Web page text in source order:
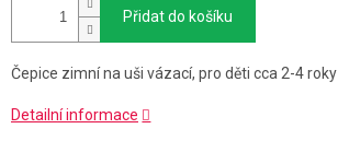
Přidat do košíku
Čepice zimní na uši vázací, pro děti cca 2-4 roky
Detailní informace